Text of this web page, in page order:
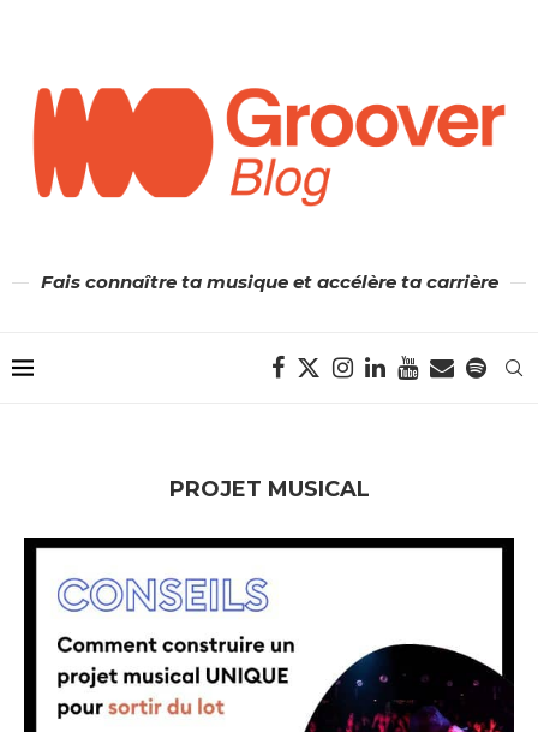
Fais connaître ta musique et accélère ta carrière
PROJET MUSICAL